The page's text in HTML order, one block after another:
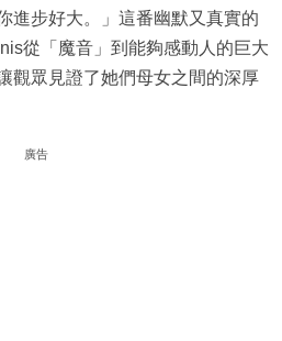
進步好大。」這番幽默又真實的
從「魔音」到能夠感動人的巨大
觀眾見證了她們母女之間的深厚
廣告